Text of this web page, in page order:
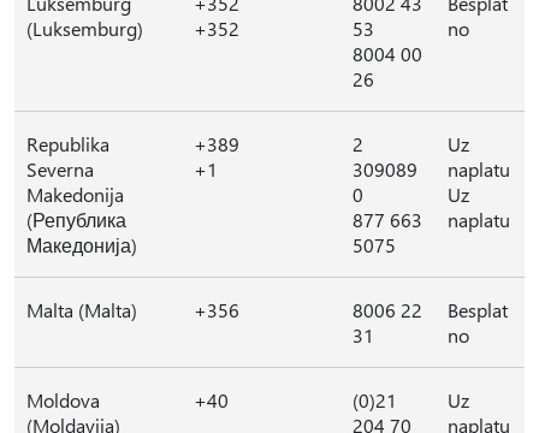
(Luksemburg)
+352
53
8004 00
26
no
Republika
Severna
Makedonija
(Република
Македонија)
+389
+1
2
309089
0
877 663
5075
Uz
naplatu
Uz
naplatu
Malta (Malta) +356
8006 22
31
Besplat
no
Moldova
(Moldavija)
+40
(0)21
204 70
Uz
naplatu